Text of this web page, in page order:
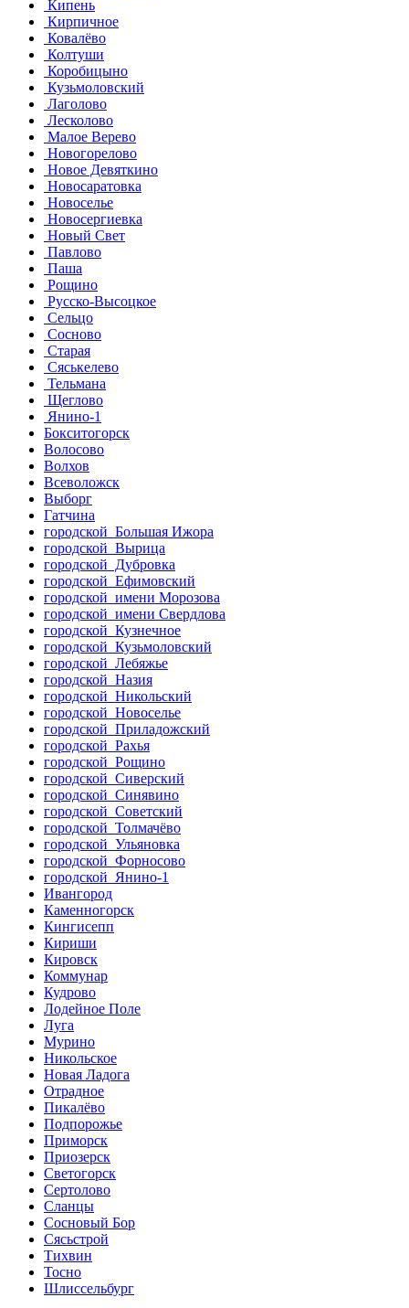
Кипень
Кирпичное
Ковалёво
Колтуши
Коробицыно
Кузьмоловский
Лаголово
Лесколово
Малое Верево
Новогорелово
Новое Девяткино
Новосаратовка
Новоселье
Новосергиевка
Новый Свет
Павлово
Паша
Рощино
Русско-Высоцкое
Сельцо
Сосново
Старая
Сяськелево
Тельмана
Щеглово
Янино-1
Бокситогорск
Волосово
Волхов
Всеволожск
Выборг
Гатчина
городской Большая Ижора
городской Вырица
городской Дубровка
городской Ефимовский
городской имени Морозова
городской имени Свердлова
городской Кузнечное
городской Кузьмоловский
городской Лебяжье
городской Назия
городской Никольский
городской Новоселье
городской Приладожский
городской Рахья
городской Рощино
городской Сиверский
городской Синявино
городской Советский
городской Толмачёво
городской Ульяновка
городской Форносово
городской Янино-1
Ивангород
Каменногорск
Кингисепп
Кириши
Кировск
Коммунар
Кудрово
Лодейное Поле
Луга
Мурино
Никольское
Новая Ладога
Отрадное
Пикалёво
Подпорожье
Приморск
Приозерск
Светогорск
Сертолово
Сланцы
Сосновый Бор
Сясьстрой
Тихвин
Тосно
Шлиссельбург